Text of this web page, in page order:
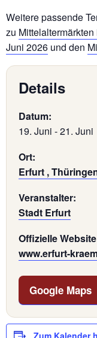
Weitere passende
zu
Juni 2026 und den
Details
Datum:
19. Juni -21. Juni
Ort:
Erfurt ,
Veranstalter:
Stadt Erfurt
Offizielle
www.erfurt-
Google Maps
Zum Kalender